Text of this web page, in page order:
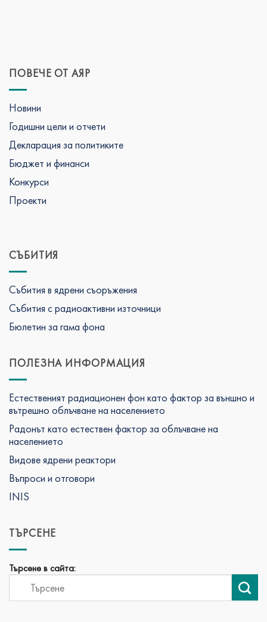
ПОВЕЧЕ ОТ АЯР
Новини
Годишни цели и отчети
Декларация за политиките
Бюджет и финанси
Конкурси
Проекти
СЪБИТИЯ
Събития в ядрени съоръжения
Събития с радиоактивни източници
Бюлетин за гама фона
ПОЛЕЗНА ИНФОРМАЦИЯ
Естественият радиационен фон като фактор за външно и
вътрешно облъчване на населението
Радонът като естествен фактор за облъчване на
населението
Видове ядрени реактори
Въпроси и отговори
INIS
ТЪРСЕНЕ
Търсене в сайта: